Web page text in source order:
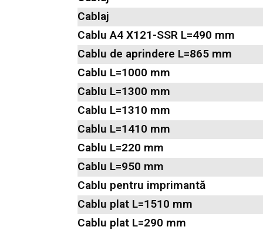
Cablaj
Cablu A4 X121-SSR L=490 mm
Cablu de aprindere L=865 mm
Cablu L=1000 mm
Cablu L=1300 mm
Cablu L=1310 mm
Cablu L=1410 mm
Cablu L=220 mm
Cablu L=950 mm
Cablu pentru imprimantă
Cablu plat L=1510 mm
Cablu plat L=290 mm